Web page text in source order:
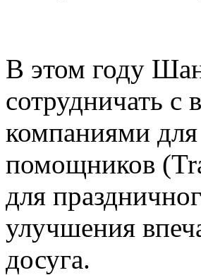
В этом году
сотрудничать
компаниями
помощников
для
улучшения
досуга.